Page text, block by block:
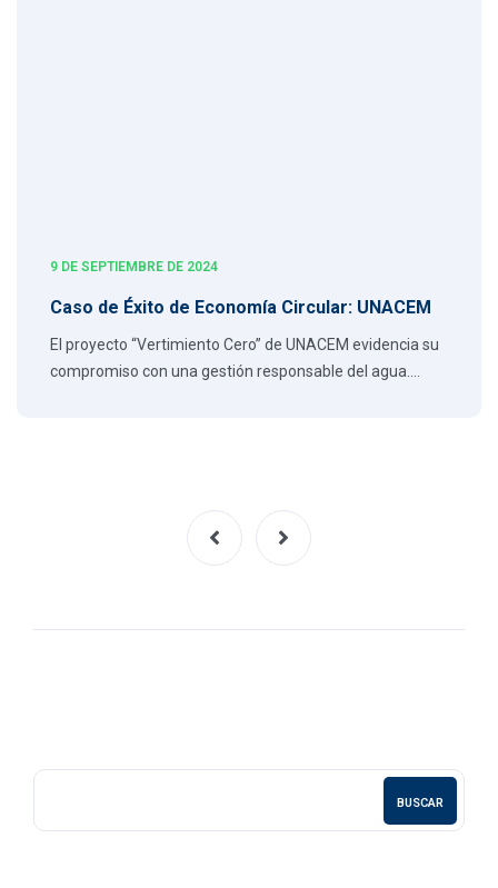
9 DE SEPTIEMBRE DE 2024
Caso de Éxito de Economía Circular: UNACEM
El proyecto “Vertimiento Cero” de UNACEM evidencia su
compromiso con una gestión responsable del agua.…
BUSCAR